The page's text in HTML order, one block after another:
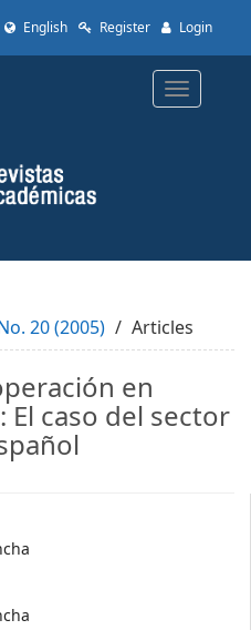
English Register Login
Toggle
20 (2005) Articles
en
caso del sector